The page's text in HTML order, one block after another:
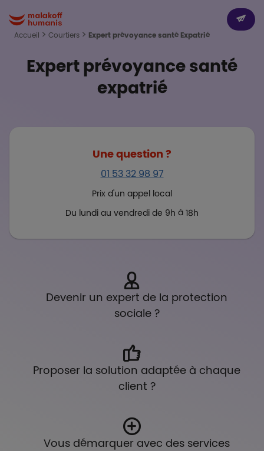
Malakoff Humanis Accueil
Accueil Courtiers Expert prévoyance santé Expatrié
Expert prévoyance santé
expatrié
Une question ?
01 53 32 98 97
Prix d'un appel local
Du lundi au vendredi de 9h à 18h
Devenir un expert de la protection
sociale ?
Proposer la solution adaptée à chaque
client ?
Vous démarquer avec des services